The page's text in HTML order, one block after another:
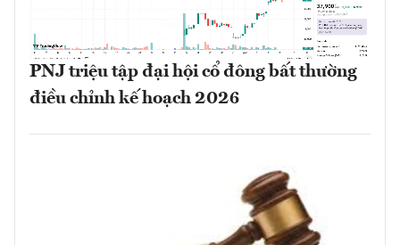
PNJ triệu tập đại hội cổ đông bất thường
điều chỉnh kế hoạch 2026